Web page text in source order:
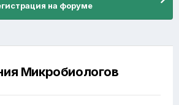
на форуме
Микробиологов